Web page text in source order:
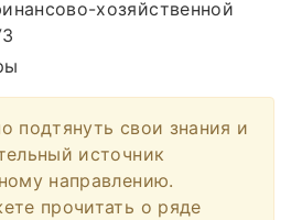
хозяйственной
подтянуть свои знания и
источник
направлению.
прочитать о ряде